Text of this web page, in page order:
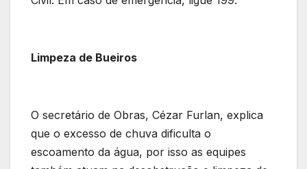
Limpeza de Bueiros
O secretário de Obras, Cézar Furlan, explica
que o excesso de chuva dificulta o
escoamento da água, por isso as equipes